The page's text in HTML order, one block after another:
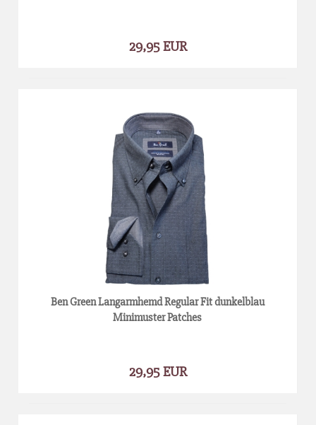
29,95 EUR
Ben Green Langarmhemd Regular Fit dunkelblau
Minimuster Patches
29,95 EUR